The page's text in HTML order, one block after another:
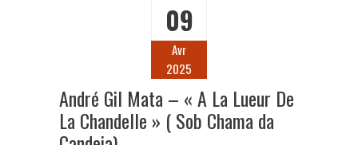
09
Avr
2025
André Gil Mata – « A La Lueur De
La Chandelle » ( Sob Chama da